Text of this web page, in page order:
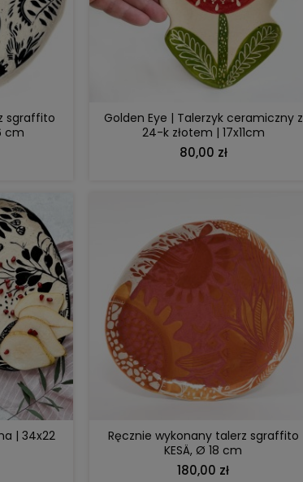
sgraffito
cm
Golden Eye | Talerzyk ceramiczny z
24-k złotem | 17x11cm
80,00 zł
DO KOSZYKA
| 34x22
Ręcznie wykonany talerz sgraffito
KESÄ, Ø 18 cm
180,00 zł